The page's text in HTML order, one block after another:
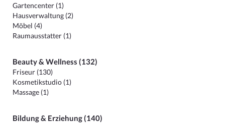
Gartencenter (1)
Hausverwaltung (2)
Möbel (4)
Raumausstatter (1)
Beauty & Wellness (132)
Friseur (130)
Kosmetikstudio (1)
Massage (1)
Bildung & Erziehung (140)